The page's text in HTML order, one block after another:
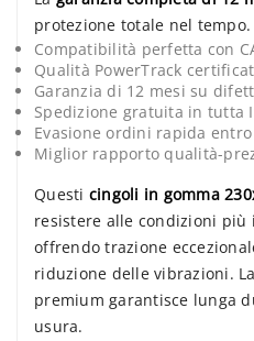
protezione totale nel tempo.
Compatibilità perfetta con
Qualità PowerTrack
Garanzia di 12 mesi su
Spedizione gratuita in tutta
Evasione ordini rapida
Miglior rapporto qualità-
Questi cingoli in gomma
resistere alle condizioni
offrendo trazione
riduzione delle vibrazioni.
premium garantisce lunga
usura.